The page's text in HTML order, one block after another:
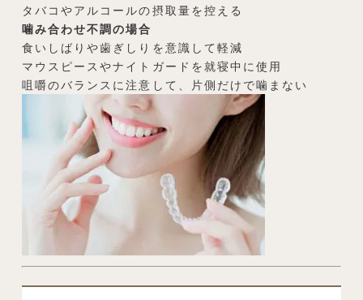
タバコやアルコールの摂取量を控える
噛み合わせ不調の場合
食いしばりや歯ぎしりを意識して軽減
マウスピースやナイトガードを就寝中に使用
咀嚼のバランスに注意して、片側だけで噛まない